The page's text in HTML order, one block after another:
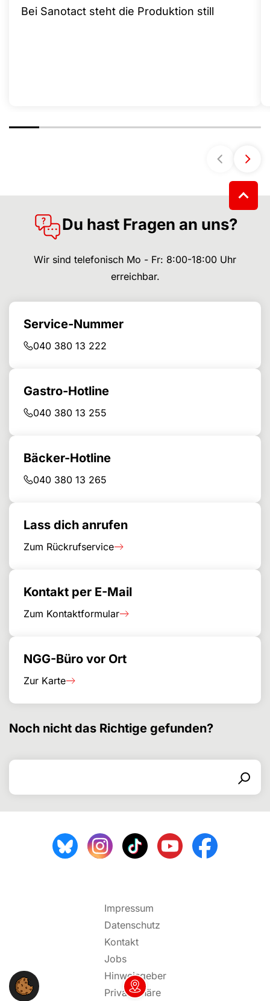
Bei Sanotact steht die Produktion still
Du hast Fragen an uns?
Wir sind telefonisch Mo - Fr: 8:00-18:00 Uhr
erreichbar.
Service-Nummer
040 380 13 222
Gastro-Hotline
040 380 13 255
Bäcker-Hotline
040 380 13 265
Lass dich anrufen
Zum Rückrufservice
Kontakt per E-Mail
Zum Kontaktformular
NGG-Büro vor Ort
Zur Karte
Noch nicht das Richtige gefunden?
Search for
Search
Impressum
Datenschutz
Kontakt
Jobs
Hinweisgeber
Privatsphäre